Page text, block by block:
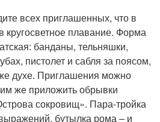
всех приглашенных, что в
кругосветное плавание. Форма
банданы, тельняшки,
пистолет и сабля за поясом,
духе. Приглашения можно
же приложить обрывки
сокровищ». Пара-тройка
бутылка рома – и